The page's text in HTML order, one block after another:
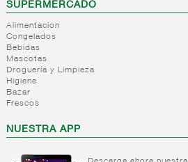
WEB
EJEMPLO
SUPERMERCADO
Alimentacion
Congelados
Bebidas
Mascotas
Droguería y Limpieza
Higiene
Bazar
Frescos
NUESTRA APP